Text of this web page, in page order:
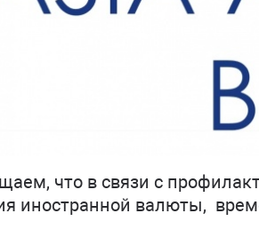
что в связи с
иностранной валюты,